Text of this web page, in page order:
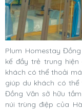
Plum Homestay
kế đầy trẻ trung
khách có thể thoải
giúp du khách có thể
Đồng Văn sở hữu
núi trùng điệp của